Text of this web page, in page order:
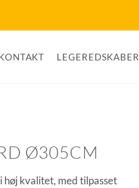
LEGEREDSKABER
Ø305CM
høj kvalitet, med tilpasset